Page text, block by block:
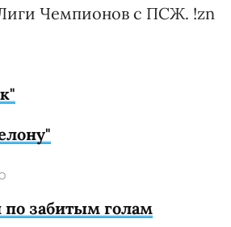
Чемпионов с ПСЖ. !zn
забитым голам